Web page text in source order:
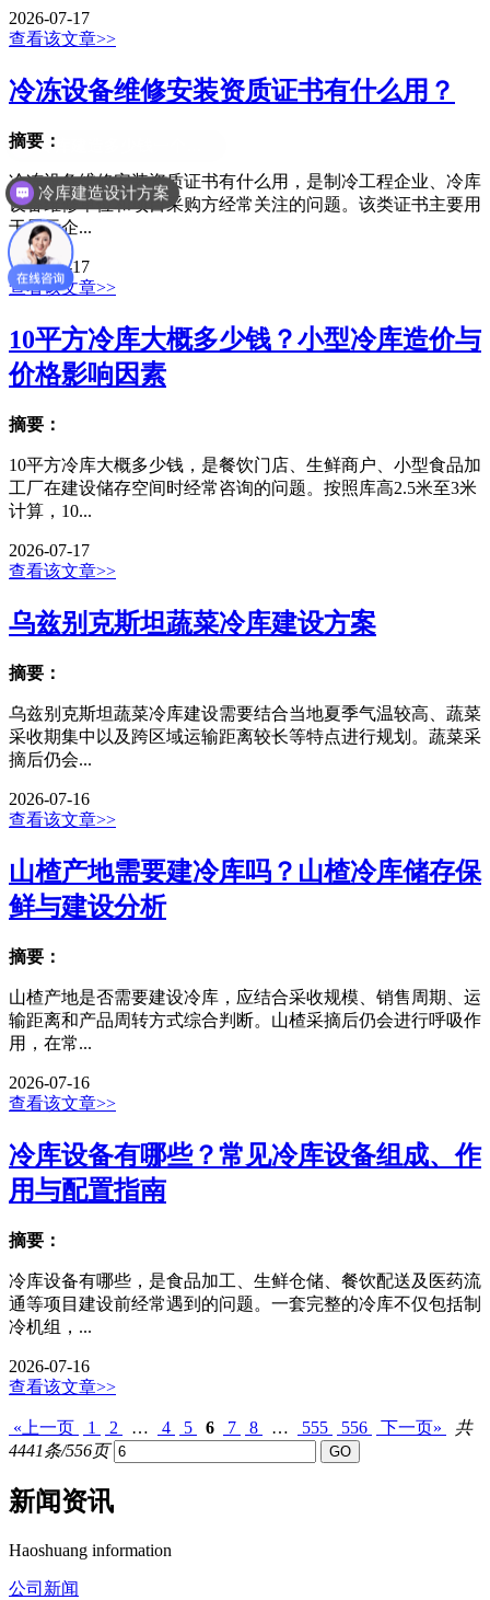
2026-07-17
查看该文章>>
冷冻设备维修安装资质证书有什么用？
摘要：
冷冻设备维修安装资质证书有什么用，是制冷工程企业、冷库
设备维修单位和项目采购方经常关注的问题。该类证书主要用
于展示企...
2026-07-17
查看该文章>>
10平方冷库大概多少钱？小型冷库造价与
价格影响因素
摘要：
10平方冷库大概多少钱，是餐饮门店、生鲜商户、小型食品加
工厂在建设储存空间时经常咨询的问题。按照库高2.5米至3米
计算，10...
2026-07-17
查看该文章>>
乌兹别克斯坦蔬菜冷库建设方案
摘要：
乌兹别克斯坦蔬菜冷库建设需要结合当地夏季气温较高、蔬菜
采收期集中以及跨区域运输距离较长等特点进行规划。蔬菜采
摘后仍会...
2026-07-16
查看该文章>>
山楂产地需要建冷库吗？山楂冷库储存保
鲜与建设分析
摘要：
山楂产地是否需要建设冷库，应结合采收规模、销售周期、运
输距离和产品周转方式综合判断。山楂采摘后仍会进行呼吸作
用，在常...
2026-07-16
查看该文章>>
冷库设备有哪些？常见冷库设备组成、作
用与配置指南
摘要：
冷库设备有哪些，是食品加工、生鲜仓储、餐饮配送及医药流
通等项目建设前经常遇到的问题。一套完整的冷库不仅包括制
冷机组，...
2026-07-16
查看该文章>>
«上一页 1 2 … 4 5 6 7 8 … 555 556 下一页»
共
4441条/556页
新闻资讯
Haoshuang information
公司新闻
冷库建造设计方案